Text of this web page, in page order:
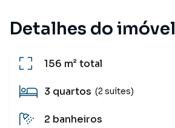
Detalhes do imóvel
156 m²total
3 quartos (2 suítes)
2 banheiros